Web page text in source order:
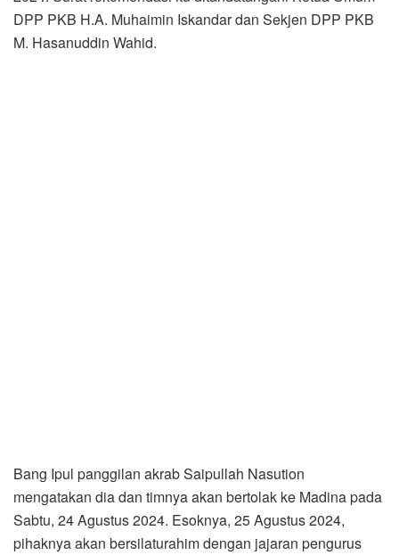
DPP PKB H.A. Muhaimin Iskandar dan Sekjen DPP PKB
M. Hasanuddin Wahid.
Bang Ipul panggilan akrab Saipullah Nasution
mengatakan dia dan timnya akan bertolak ke Madina pada
Sabtu, 24 Agustus 2024. Esoknya, 25 Agustus 2024,
pihaknya akan bersilaturahim dengan jajaran pengurus